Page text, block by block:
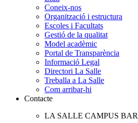
Coneix-nos
Organització i estructura
Escoles i Facultats
Gestió de la qualitat
Model acadèmic
Portal de Transparència
Informació Legal
Directori La Salle
Treballa a La Salle
Com arribar-hi
Contacte
LA SALLE CAMPUS